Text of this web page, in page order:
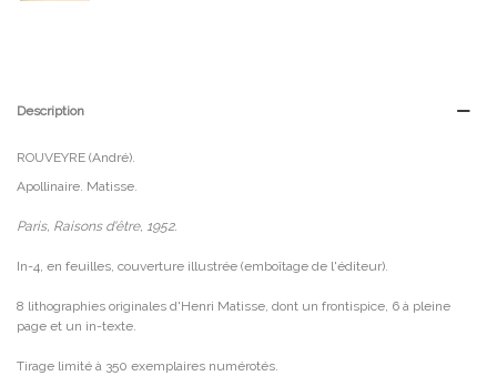
Description
ROUVEYRE (André).
Apollinaire. Matisse.
Paris, Raisons d'être, 1952.
In-4, en feuilles, couverture illustrée (emboîtage de l'éditeur).
8 lithographies originales d'Henri Matisse, dont un frontispice, 6 à pleine
page et un in-texte.
Tirage limité à 350 exemplaires numérotés.